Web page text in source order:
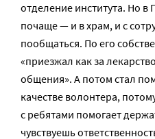
отделение института. Но в
почаще — и в храм, и с
пообщаться. По его
«приезжал как за
общения». А потом стал
качестве волонтера,
с ребятами помогает
чувствуешь